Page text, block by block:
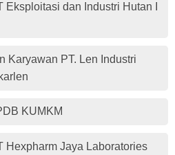
Eksploitasi dan Industri Hutan I
Karyawan PT. Len Industri
KUMKM
Hexpharm Jaya Laboratories